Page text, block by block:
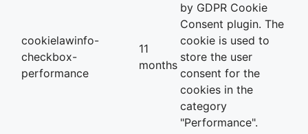
cookielawinfo-
checkbox-
performance
11
months
by GDPR Cookie
Consent plugin. The
cookie is used to
store the user
consent for the
cookies in the
category
"Performance".